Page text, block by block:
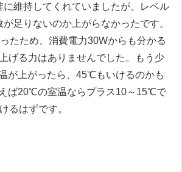
に維持してくれていましたが、レベル
足りないのか上がらなかったです。
たため、消費電力30Wからも分かる
げる力はありませんでした。もう少
が上がったら、45℃もいけるのかも
ば20℃の室温ならプラス10～15℃で
るはずです。